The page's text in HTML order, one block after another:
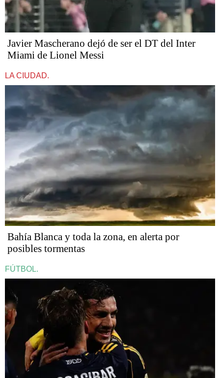
Javier Mascherano dejó de ser el DT del Inter
Miami de Lionel Messi
LA CIUDAD.
Bahía Blanca y toda la zona, en alerta por
posibles tormentas
FÚTBOL.